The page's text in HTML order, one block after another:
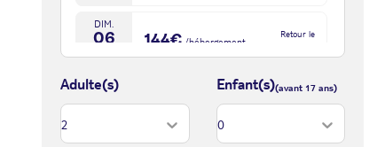
DIM.
06
SEPT.
144€ /hébergement
Retour le
LUN.
07 144€/hébergement
Adulte(s) Enfant(s)